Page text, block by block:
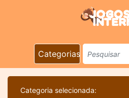
Categorias
Categoria selecionada: